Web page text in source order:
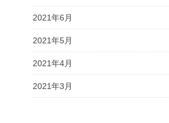
2021年6月
2021年5月
2021年4月
2021年3月